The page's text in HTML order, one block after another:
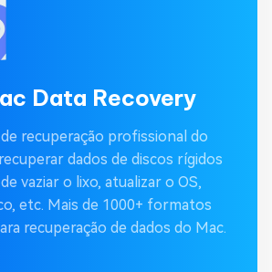
Data Recovery
recuperação profissional do
dados de discos rígidos
vaziar o lixo, atualizar o OS,
etc. Mais de 1000+ formatos
recuperação de dados do Mac.